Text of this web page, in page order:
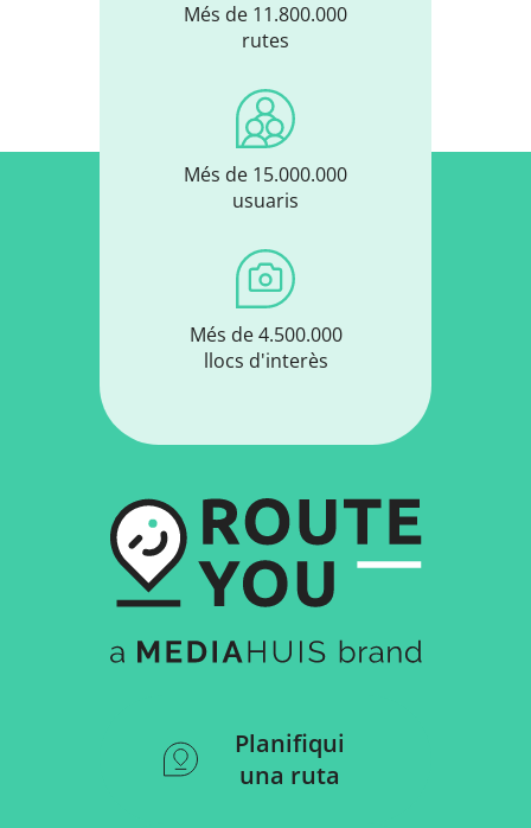
Més de 11.800.000
rutes
Més de 15.000.000
usuaris
Més de 4.500.000
llocs d'interès
Planifiqui
una ruta